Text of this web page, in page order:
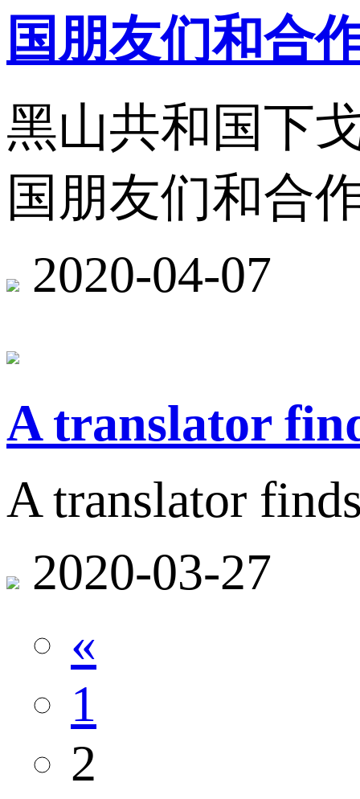
国朋友们和合
黑山共和国下
国朋友们和合
2020-04-07
A translator
A translator
2020-03-27
«
1
2